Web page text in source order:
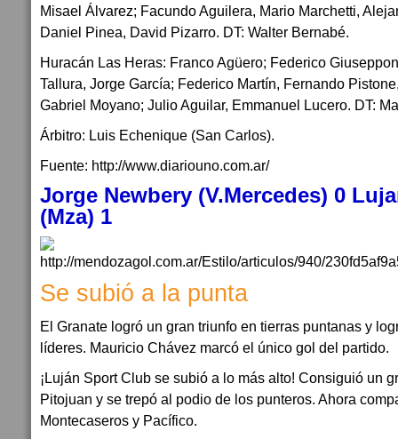
Misael Álvarez; Facundo Aguilera, Mario Marchetti,
Daniel Pinea, David Pizarro. DT: Walter Bernabé.
Huracán Las Heras: Franco Agüero; Federico
Tallura, Jorge García; Federico Martín, Fernando
Gabriel Moyano; Julio Aguilar, Emmanuel Lucero. DT:
Árbitro: Luis Echenique (San Carlos).
Fuente: http://www.diariouno.com.ar/
Jorge Newbery (V.Mercedes) 0
(Mza) 1
Se subió a la punta
El Granate logró un gran triunfo en tierras puntanas y
líderes. Mauricio Chávez marcó el único gol del partido.
¡Luján Sport Club se subió a lo más alto! Consiguió un
Pitojuan y se trepó al podio de los punteros. Ahora
Montecaseros y Pacífico.